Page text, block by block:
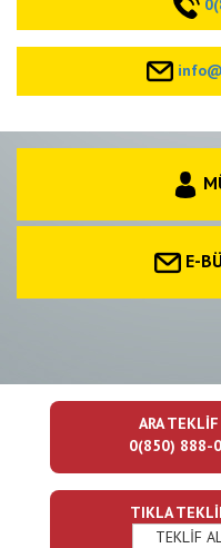
E-
ARA
0(850) 888-
TIKLA
TEKLİF